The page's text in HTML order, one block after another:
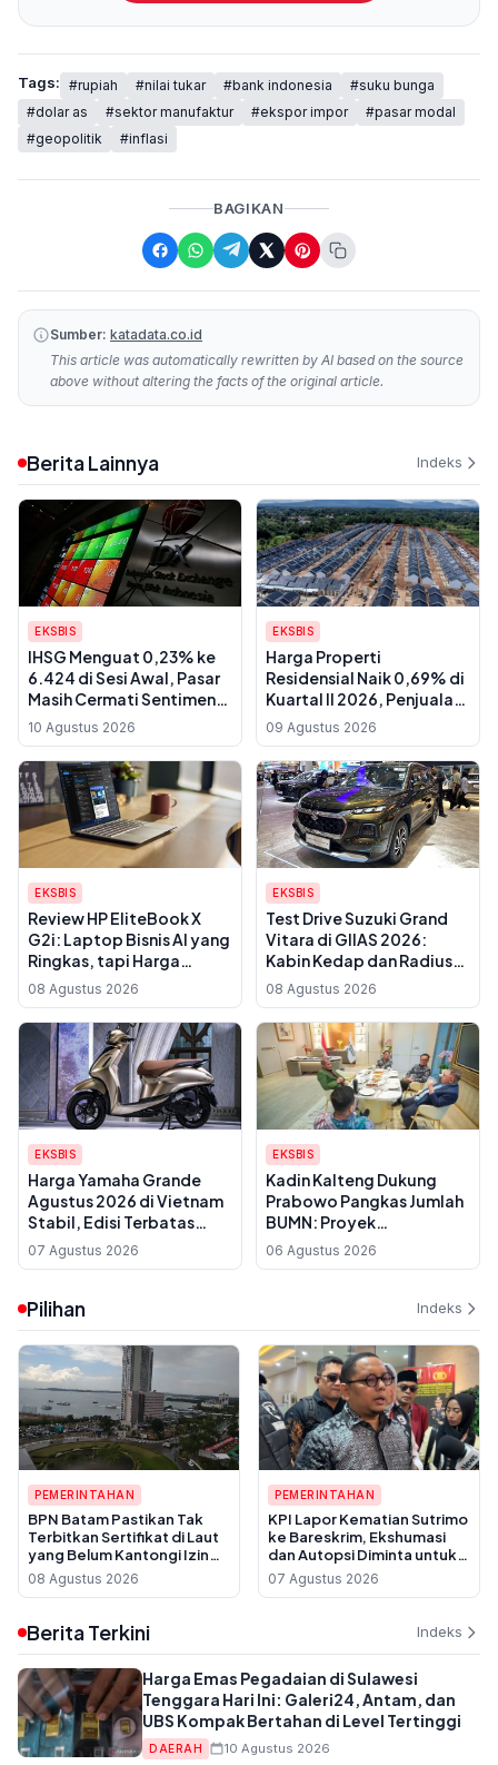
Tags: #rupiah #nilai tukar #bank indonesia
#suku bunga
#dolar as
#sektor manufaktur #ekspor impor
#pasar modal
#geopolitik
#inflasi
BAGIKAN
Sumber: katadata.co.id
This article was automatically rewritten by AI based on the source
above without altering the facts of the original article.
Berita Lainnya Indeks
EKSBIS
IHSG Menguat 0,23% ke
6.424 di Sesi Awal, Pasar
Masih Cermati Sentimen
Global
10 Agustus 2026
EKSBIS
Harga Properti
Residensial Naik 0,69% di
Kuartal II 2026, Penjualan
Rumah Mulai Membaik
09 Agustus 2026
EKSBIS
Review HP EliteBook X
G2i: Laptop Bisnis AI yang
Ringkas, tapi Harga
Premiumnya Perlu
Dipertimbangkan
08 Agustus 2026
EKSBIS
Test Drive Suzuki Grand
Vitara di GIIAS 2026:
Kabin Kedap dan Radius
Putar 5,4 Meter
08 Agustus 2026
EKSBIS
Harga Yamaha Grande
Agustus 2026 di Vietnam
Stabil, Edisi Terbatas
2025 Paling Mahal
07 Agustus 2026
EKSBIS
Kadin Kalteng Dukung
Prabowo Pangkas Jumlah
BUMN: Proyek
Infrastruktur Sering
Disubkon, UMKM Daerah
06 Agustus 2026
Pilihan Indeks
PEMERINTAHAN
BPN Batam Pastikan Tak
Terbitkan Sertifikat di Laut
yang Belum Kantongi Izin
Reklamasi
08 Agustus 2026
PEMERINTAHAN
KPI Lapor Kematian Sutrimo
ke Bareskrim, Ekshumasi
dan Autopsi Diminta untuk
Usut Dugaan Pembunuhan
07 Agustus 2026
Berita Terkini Indeks
Harga Emas Pegadaian di Sulawesi
Tenggara Hari Ini: Galeri24, Antam, dan
UBS Kompak Bertahan di Level Tertinggi
DAERAH 10 Agustus 2026